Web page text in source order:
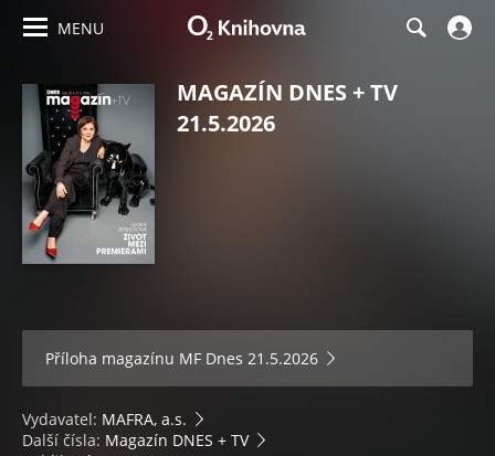
MENU
MAGAZÍN DNES + TV
21.5.2026
Příloha magazínu MF Dnes 21.5.2026
Vydavatel: MAFRA, a.s.
Další čísla: Magazín DNES + TV